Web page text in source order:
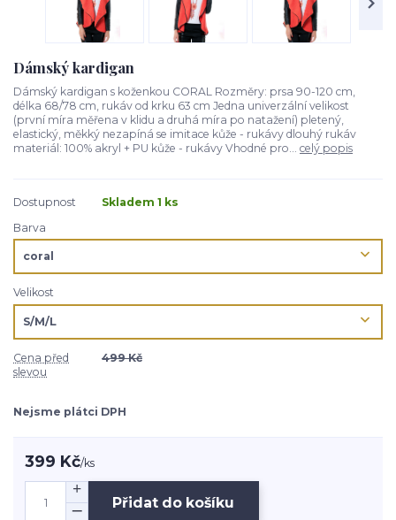
Dámský kardigan
Dámský kardigan s koženkou CORAL Rozměry: prsa 90-120 cm,
délka 68/78 cm, rukáv od krku 63 cm Jedna univerzální velikost
(první míra měřena v klidu a druhá míra po natažení) pletený,
elastický, měkký nezapíná se imitace kůže - rukávy dlouhý rukáv
materiál: 100% akryl + PU kůže - rukávy Vhodné pro... celý popis
Dostupnost
Skladem 1 ks
Barva
Velikost
Cena před
slevou
499 Kč
Nejsme plátci DPH
399 Kč/ks
Přidat do košíku